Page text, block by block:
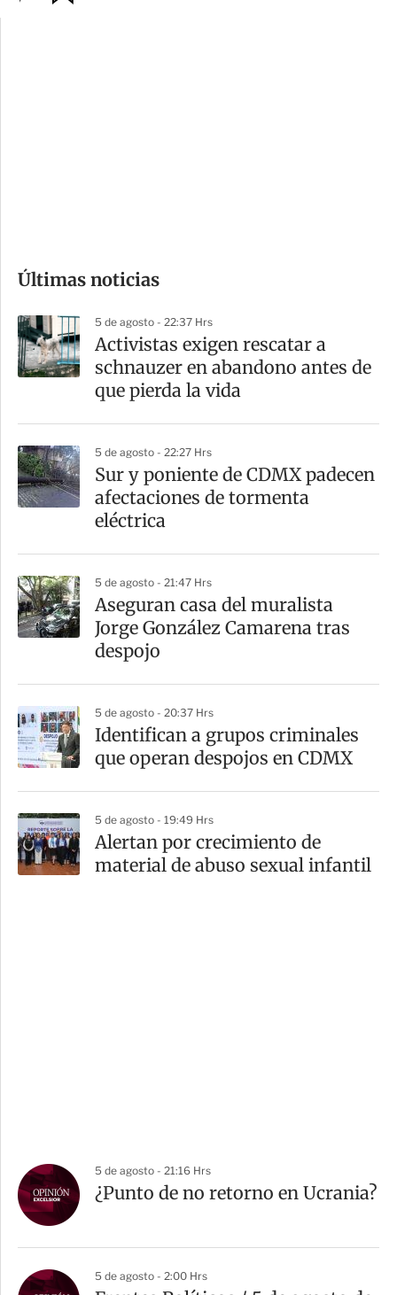
m
a
r
t
Últimas noticias
5 de agosto - 22:37 Hrs
Activistas exigen rescatar a
schnauzer en abandono antes de
que pierda la vida
5 de agosto - 22:27 Hrs
Sur y poniente de CDMX padecen
afectaciones de tormenta
eléctrica
5 de agosto - 21:47 Hrs
Aseguran casa del muralista
Jorge González Camarena tras
despojo
5 de agosto - 20:37 Hrs
Identifican a grupos criminales
que operan despojos en CDMX
5 de agosto - 19:49 Hrs
Alertan por crecimiento de
material de abuso sexual infantil
5 de agosto - 21:16 Hrs
¿Punto de no retorno en Ucrania?
5 de agosto - 2:00 Hrs